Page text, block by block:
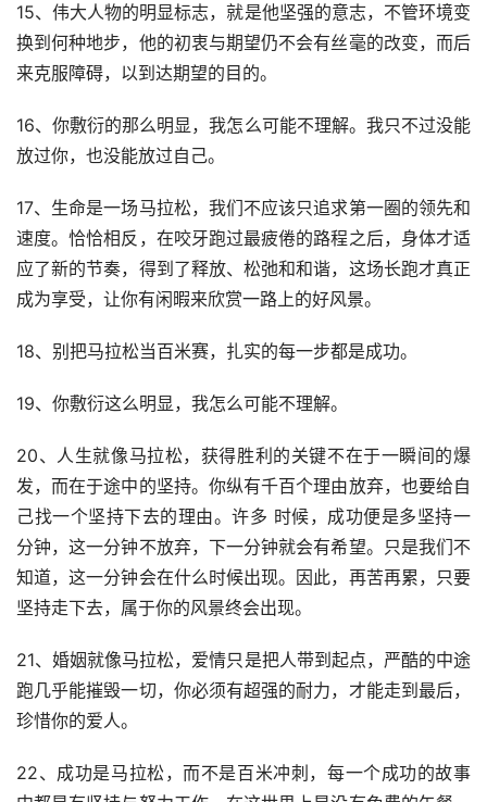
15、伟大人物的明显标志，就是他坚强的意志，不管环境变
换到何种地步，他的初衷与期望仍不会有丝毫的改变，而后
来克服障碍，以到达期望的目的。
16、你敷衍的那么明显，我怎么可能不理解。我只不过没能
放过你，也没能放过自己。
17、生命是一场马拉松，我们不应该只追求第一圈的领先和
速度。恰恰相反，在咬牙跑过最疲倦的路程之后，身体才适
应了新的节奏，得到了释放、松弛和和谐，这场长跑才真正
成为享受，让你有闲暇来欣赏一路上的好风景。
18、别把马拉松当百米赛，扎实的每一步都是成功。
19、你敷衍这么明显，我怎么可能不理解。
20、人生就像马拉松，获得胜利的关键不在于一瞬间的爆
发，而在于途中的坚持。你纵有千百个理由放弃，也要给自
己找一个坚持下去的理由。许多 时候，成功便是多坚持一
分钟，这一分钟不放弃，下一分钟就会有希望。只是我们不
知道，这一分钟会在什么时候出现。因此，再苦再累，只要
坚持走下去，属于你的风景终会出现。
21、婚姻就像马拉松，爱情只是把人带到起点，严酷的中途
跑几乎能摧毁一切，你必须有超强的耐力，才能走到最后，
珍惜你的爱人。
22、成功是马拉松，而不是百米冲刺，每一个成功的故事